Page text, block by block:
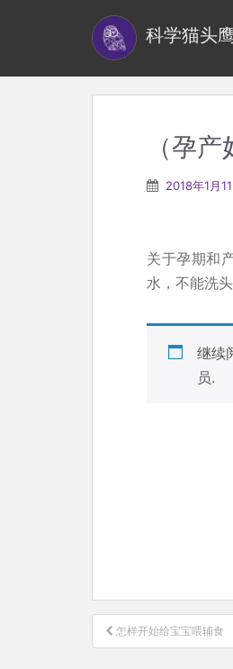
科学猫头
（孕
2018年1月
关于孕期和
水，不能洗
继续
员.
文
章
怎样开始给宝宝喂辅食